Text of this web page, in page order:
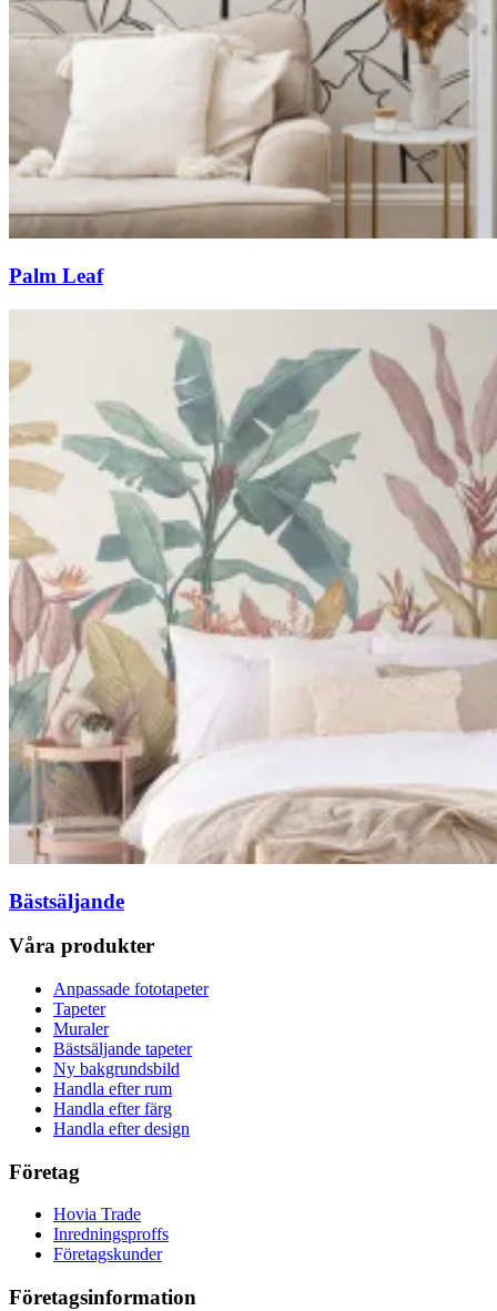
Palm Leaf
Bästsäljande
Våra produkter
Anpassade fototapeter
Tapeter
Muraler
Bästsäljande tapeter
Ny bakgrundsbild
Handla efter rum
Handla efter färg
Handla efter design
Företag
Hovia Trade
Inredningsproffs
Företagskunder
Företagsinformation